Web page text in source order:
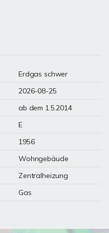
Erdgas schwer
2026-08-25
ab dem 1.5.2014
E
1956
Wohngebäude
Zentralheizung
Gas